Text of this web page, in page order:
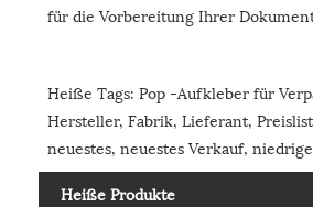
für die Vorbereitung Ihrer
Heiße Tags: Pop -Aufkleber für
Hersteller, Fabrik, Lieferant,
neuestes, neuestes Verkauf,
Heiße Produkte